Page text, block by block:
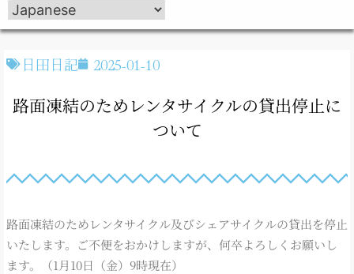
日田日記 2025-01-10
路面凍結のためレンタサイクルの貸出停止に
ついて
路面凍結のためレンタサイクル及びシェアサイクルの貸出を停止
いたします。ご不便をおかけしますが、何卒よろしくお願いし
ます。（1月10日（金）9時現在）